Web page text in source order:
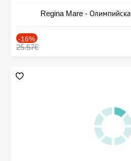
Regina Mare - Олимпийска
-16%
25.57€